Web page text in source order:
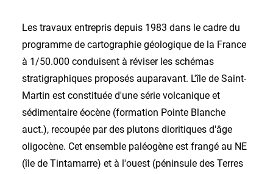
Les travaux entrepris depuis 1983 dans le cadre du
programme de cartographie géologique de la France
à 1/50.000 conduisent à réviser les schémas
stratigraphiques proposés auparavant. L'île de Saint-
Martin est constituée d'une série volcanique et
sédimentaire éocène (formation Pointe Blanche
auct.), recoupée par des plutons dioritiques d'âge
oligocène. Cet ensemble paléogène est frangé au NE
(île de Tintamarre) et à l'ouest (péninsule des Terres